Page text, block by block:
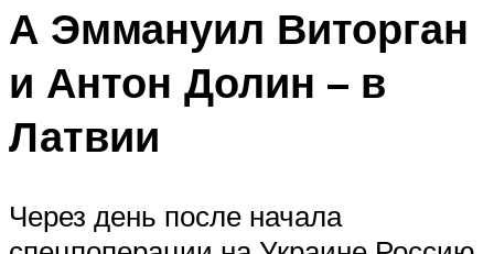
А Эммануил Виторган
и Антон Долин – в
Латвии
Через день после начала